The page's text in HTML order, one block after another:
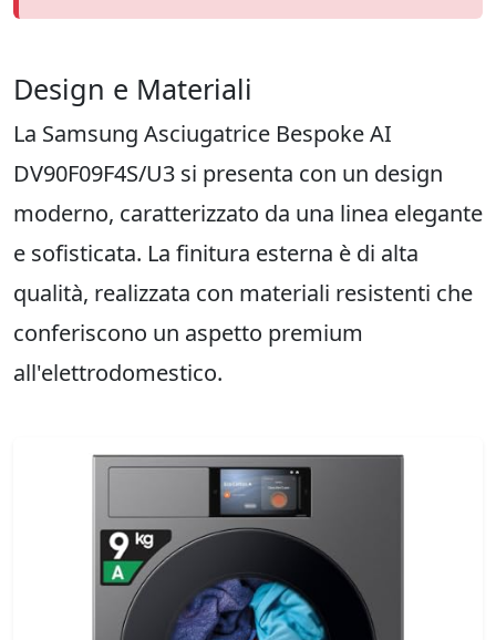
Design e Materiali
La Samsung Asciugatrice Bespoke AI
DV90F09F4S/U3 si presenta con un design
moderno, caratterizzato da una linea elegante
e sofisticata. La finitura esterna è di alta
qualità, realizzata con materiali resistenti che
conferiscono un aspetto premium
all'elettrodomestico.